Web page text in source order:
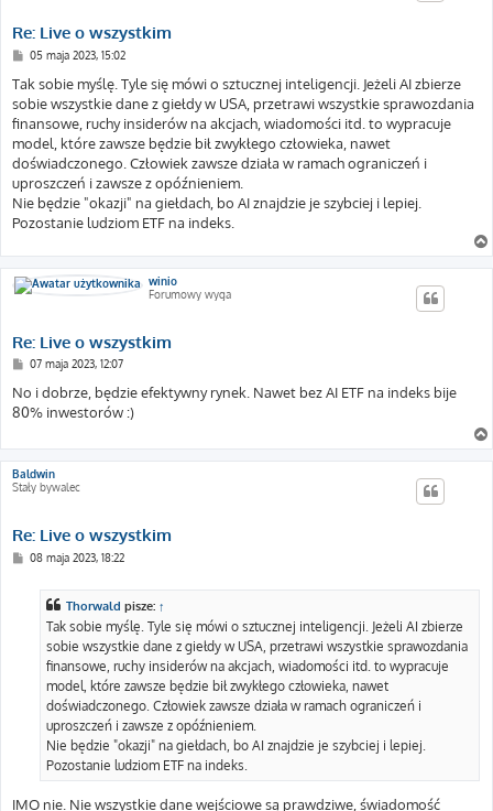
Re: Live o wszystkim
P
s
t
05 maja 2023, 15:02
Tak sobie myślę. Tyle się mówi o sztucznej inteligencji. Jeżeli AI zbierze
sobie wszystkie dane z giełdy w USA, przetrawi wszystkie sprawozdania
finansowe, ruchy insiderów na akcjach, wiadomości itd. to wypracuje
model, które zawsze będzie bił zwykłego człowieka, nawet
doświadczonego. Człowiek zawsze działa w ramach ograniczeń i
uproszczeń i zawsze z opóźnieniem.
Nie będzie "okazji" na giełdach, bo AI znajdzie je szybciej i lepiej.
Pozostanie ludziom ETF na indeks.
winio
Forumowy wyga
Re: Live o wszystkim
P
s
07 maja 2023, 12:07
No i dobrze, będzie efektywny rynek. Nawet bez AI ETF na indeks bije
80% inwestorów :)
Baldwin
Stały bywalec
Re: Live o wszystkim
P08 maja 2023, 18:22
Thorwald pisze: ↑
Tak sobie myślę. Tyle się mówi o sztucznej inteligencji. Jeżeli AI zbierze
sobie wszystkie dane z giełdy w USA, przetrawi wszystkie sprawozdania
finansowe, ruchy insiderów na akcjach, wiadomości itd. to wypracuje
model, które zawsze będzie bił zwykłego człowieka, nawet
doświadczonego. Człowiek zawsze działa w ramach ograniczeń i
uproszczeń i zawsze z opóźnieniem.
Nie będzie "okazji" na giełdach, bo AI znajdzie je szybciej i lepiej.
Pozostanie ludziom ETF na indeks.
IMO nie. Nie wszystkie dane wejściowe są prawdziwe, świadomość